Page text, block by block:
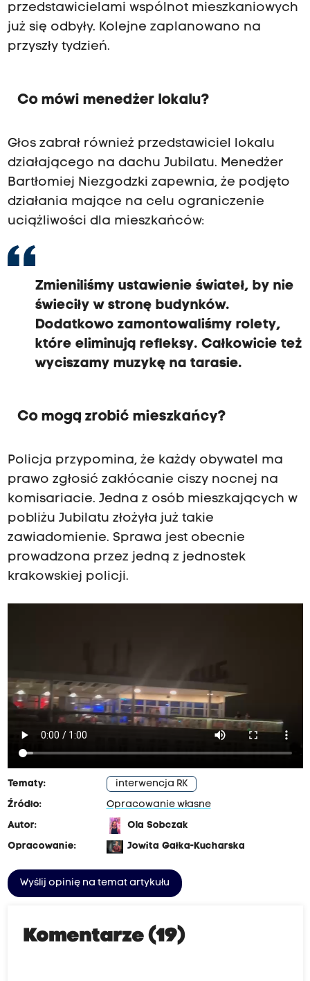
przedstawicielami wspólnot mieszkaniowych
już się odbyły. Kolejne zaplanowano na
przyszły tydzień.
Co mówi menedżer lokalu?
Głos zabrał również przedstawiciel lokalu
działającego na dachu Jubilatu. Menedżer
Bartłomiej Niezgodzki zapewnia, że podjęto
działania mające na celu ograniczenie
uciążliwości dla mieszkańców:
Zmieniliśmy ustawienie świateł, by nie
świeciły w stronę budynków.
Dodatkowo zamontowaliśmy rolety,
które eliminują refleksy. Całkowicie też
wyciszamy muzykę na tarasie.
Co mogą zrobić mieszkańcy?
Policja przypomina, że każdy obywatel ma
prawo zgłosić zakłócanie ciszy nocnej na
komisariacie. Jedna z osób mieszkających w
pobliżu Jubilatu złożyła już takie
zawiadomienie. Sprawa jest obecnie
prowadzona przez jedną z jednostek
krakowskiej policji.
Tematy:
interwencja RK
Źródło:
Opracowanie własne
Autor:
Ola Sobczak
Opracowanie:
Jowita Gałka-Kucharska
Wyślij opinię na temat artykułu
Komentarze (19)